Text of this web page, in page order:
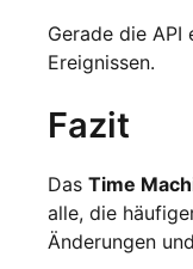
Gerade die
Ereignissen.
Fazit
Das Time
alle, die
Änderungen